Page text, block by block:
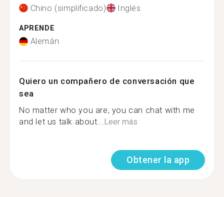
Chino (simplificado) Inglés
APRENDE
Alemán
Quiero un compañero de conversación que
sea
No matter who you are, you can chat with me
and let us talk about...Leer más
Obtener la app